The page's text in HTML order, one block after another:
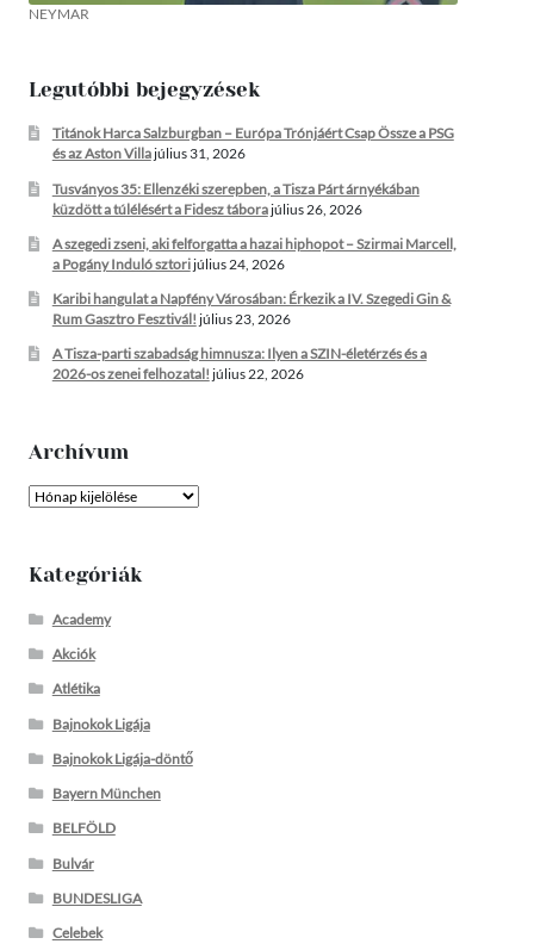
NEYMAR
Legutóbbi bejegyzések
Titánok Harca Salzburgban – Európa Trónjáért Csap Össze a PSG
és az Aston Villajúlius 31, 2026
Tusványos 35: Ellenzéki szerepben, a Tisza Párt árnyékában
küzdött a túlélésért a Fidesz táborajúlius 26, 2026
A szegedi zseni, aki felforgatta a hazai hiphopot – Szirmai Marcell,
a Pogány Induló sztorijúlius 24, 2026
Karibi hangulat a Napfény Városában: Érkezik a IV. Szegedi Gin &
Rum Gasztro Fesztivál! július 23, 2026
A Tisza-parti szabadság himnusza: Ilyen a SZIN-életérzés és a
2026-os zenei felhozatal! július 22, 2026
Archívum
Archívum
Kategóriák
Academy
Akciók
Atlétika
Bajnokok Ligája
Bajnokok Ligája-döntő
Bayern München
BELFÖLD
Bulvár
BUNDESLIGA
Celebek